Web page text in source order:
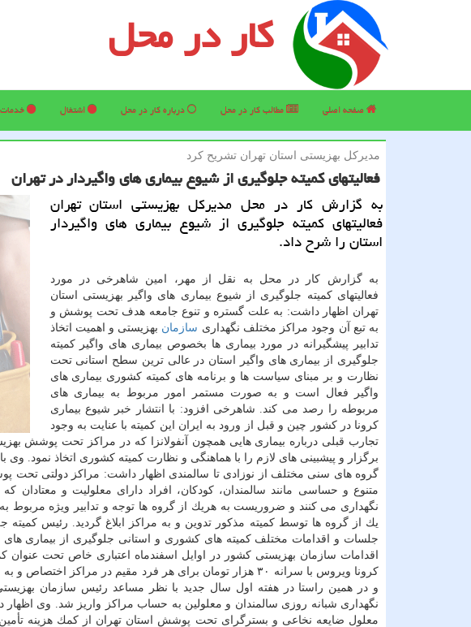
کار در محل
صفحه اصلی مطالب كار در محل درباره كار در محل اشتغال خدمات
مدیركل بهزیستی استان تهران تشریح كرد
فعالیتهای كمیته جلوگیری از شیوع بیماری های واگیردار در تهران
به گزارش كار در محل مدیركل بهزیستی استان تهران
فعالیتهای كمیته جلوگیری از شیوع بیماری های واگیردار
استان را شرح داد.
به گزارش كار در محل به نقل از مهر، امین شاهرخی در مورد
فعالیتهای كمیته جلوگیری از شیوع بیماری های واگیر بهزیستی استان
تهران اظهار داشت: به علت گستره و تنوع جامعه هدف تحت پوشش و
به تبع آن وجود مراكز مختلف نگهداری سازمان بهزیستی و اهمیت اتخاذ
تدابیر پیشگیرانه در مورد بیماری ها بخصوص بیماری های واگیر كمیته
جلوگیری از بیماری های واگیر استان در عالی ترین سطح استانی تحت
نظارت و بر مبنای سیاست ها و برنامه های كمیته كشوری بیماری های
واگیر فعال است و به صورت مستمر امور مربوط به بیماری های
مربوطه را رصد می كند. شاهرخی افزود: با انتشار خبر شیوع بیماری
كرونا در كشور چین و قبل از ورود به ایران این كمیته با عنایت به وجود
برگزار و پیشبینی های لازم را با هماهنگی و نظارت كمیته كشوری اتخاذ نمود.
گروه های سنی مختلف از نوزادی تا سالمندی اظهار داشت: مراكز دولتی تحت
متنوع و حساسی مانند سالمندان، كودكان، افراد دارای معلولیت و
نگهداری می كنند و ضروریست به هریك از گروه ها توجه و تدابیر ویژه مربوط
یك از گروه ها توسط كمیته مذكور تدوین و به مراكز ابلاغ گردید. رئیس كمیته
جلسات و اقدامات مختلف كمیته های كشوری و استانی جلوگیری از بیماری های
اقدامات سازمان بهزیستی كشور در اوایل اسفندماه اعتباری خاص تحت عنوان
كرونا ویروس با سرانه ۳۰ هزار تومان برای هر فرد مقیم در
و در همین راستا در هفته اول سال جدید با نظر مساعد رئیس سازمان
نگهداری شبانه روزی سالمندان و معلولین به حساب مراكز واریز شد. وی اظهار
معلول ضایعه نخاعی و بسترگرای تحت پوشش استان تهران از كمك هزینه